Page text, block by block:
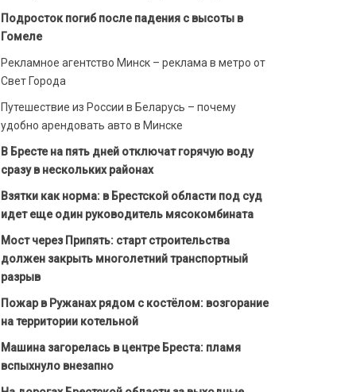
Подросток погиб после падения с высоты в
Гомеле
Рекламное агентство Минск – реклама в метро от
Свет Города
Путешествие из России в Беларусь – почему
удобно арендовать авто в Минске
В Бресте на пять дней отключат горячую воду
сразу в нескольких районах
Взятки как норма: в Брестской области под суд
идет еще один руководитель мясокомбината
Мост через Припять: старт строительства
должен закрыть многолетний транспортный
разрыв
Пожар в Ружанах рядом с костёлом: возгорание
на территории котельной
Машина загорелась в центре Бреста: пламя
вспыхнуло внезапно